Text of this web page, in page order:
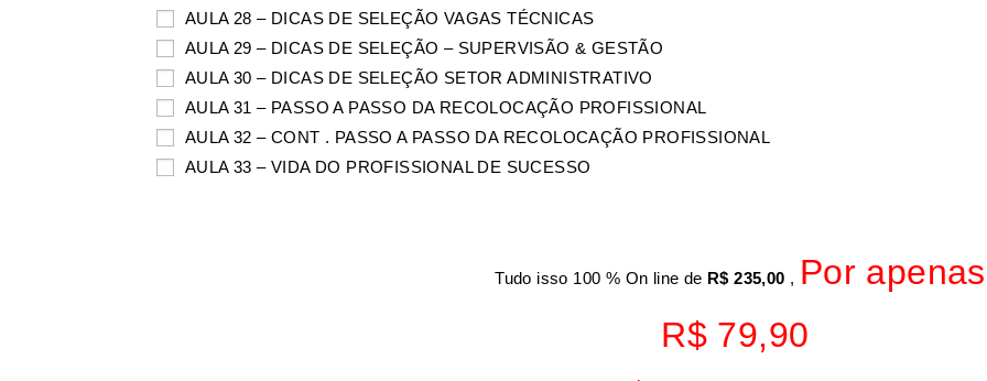
AULA 28 – DICAS DE SELEÇÃO VAGAS TÉCNICAS
AULA 29 – DICAS DE SELEÇÃO – SUPERVISÃO & GESTÃO
AULA 30 – DICAS DE SELEÇÃO SETOR ADMINISTRATIVO
AULA 31 – PASSO A PASSO DA RECOLOCAÇÃO PROFISSIONAL
AULA 32 – CONT . PASSO A PASSO DA RECOLOCAÇÃO PROFISSIONAL
AULA 33 – VIDA DO PROFISSIONAL DE SUCESSO
Tudo isso 100 % On line de R$ 235,00 , Por apenas
R$ 79,90